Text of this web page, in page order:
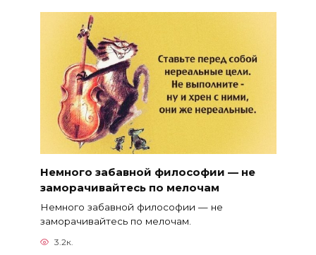
Немного забавной философии — не
заморачивайтесь по мелочам
Немного забавной философии — не
заморачивайтесь по мелочам.
3.2к.